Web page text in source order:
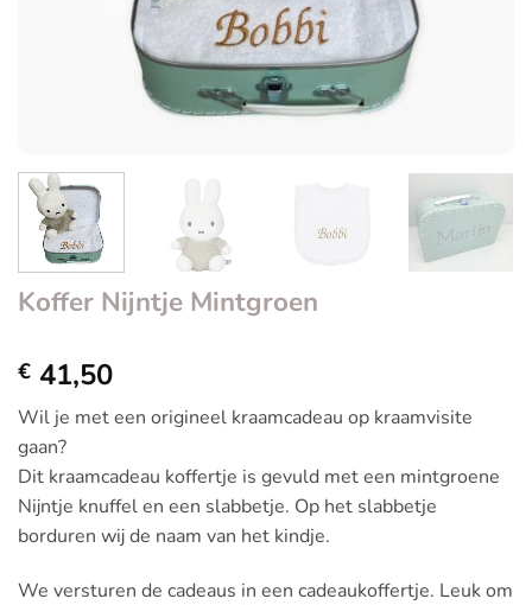
Koffer Nijntje Mintgroen
€ 41,50
Wil je met een origineel kraamcadeau op kraamvisite
gaan?
Dit kraamcadeau koffertje is gevuld met een mintgroene
Nijntje knuffel en een slabbetje. Op het slabbetje
borduren wij de naam van het kindje.
We versturen de cadeaus in een cadeaukoffertje. Leuk om